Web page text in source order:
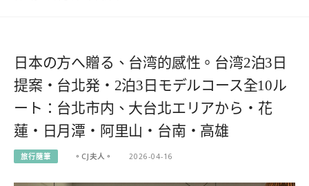
日本の方へ贈る、台湾的感性。台湾2泊3日
提案・台北発・2泊3日モデルコース全10ル
ート：台北市内、大台北エリアから・花
蓮・日月潭・阿里山・台南・高雄
旅行隨筆 。CJ夫人。 2026-04-16